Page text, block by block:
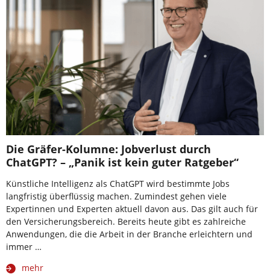
Die Gräfer-Kolumne: Jobverlust durch
ChatGPT? – „Panik ist kein guter Ratgeber“
Künstliche Intelligenz als ChatGPT wird bestimmte Jobs
langfristig überflüssig machen. Zumindest gehen viele
Expertinnen und Experten aktuell davon aus. Das gilt auch für
den Versicherungsbereich. Bereits heute gibt es zahlreiche
Anwendungen, die die Arbeit in der Branche erleichtern und
immer …
mehr